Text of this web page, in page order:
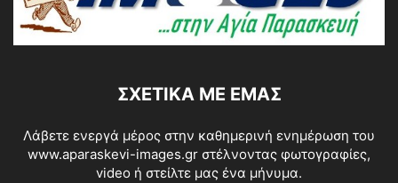
ΣΧΕΤΙΚΆ ΜΕ ΕΜΆΣ
Λάβετε ενεργά μέρος στην καθημερινή ενημέρωση του
www.aparaskevi-images.gr στέλνοντας φωτογραφίες,
video ή στείλτε μας ένα μήνυμα.